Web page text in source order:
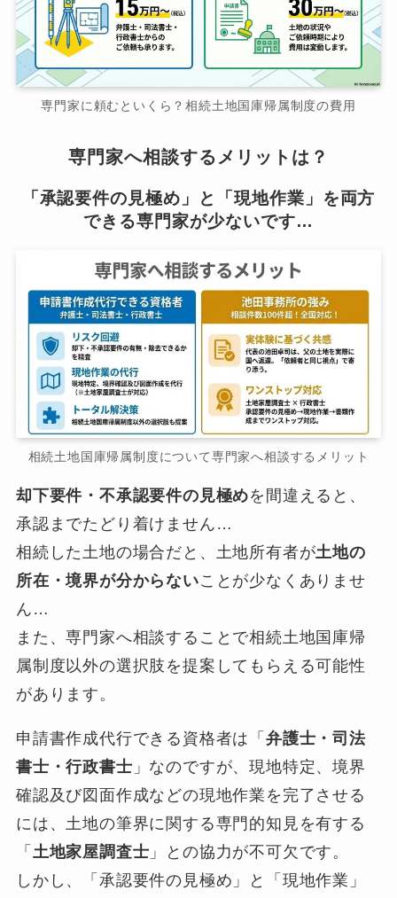
専門家に頼むといくら？相続土地国庫帰属制度の費用
専門家へ相談するメリットは？
「承認要件の見極め」と「現地作業」を両方
できる専門家が少ないです…
相続土地国庫帰属制度について専門家へ相談するメリット
却下要件・不承認要件の見極めを間違えると、
承認までたどり着けません…
相続した土地の場合だと、土地所有者が土地の
所在・境界が分からないことが少なくありませ
ん…
また、専門家へ相談することで相続土地国庫帰
属制度以外の選択肢を提案してもらえる可能性
があります。
申請書作成代行できる資格者は「弁護士・司法
書士・行政書士 」なのですが、現地特定、境界
確認及び図面作成などの現地作業を完了させる
には、土地の筆界に関する専門的知見を有する
「 土地家屋調査士 」との協力が不可欠です。
しかし、「承認要件の見極め」と「現地作業」